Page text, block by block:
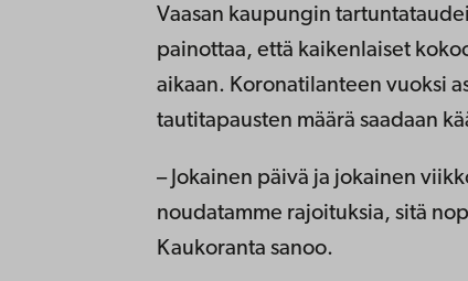
Vaasan kaupungin
painottaa, että kaikenlaiset
aikaan. Koronatilanteen vuoksi
tautitapausten määrä saadaan
– Jokainen päivä ja jokainen
noudatamme rajoituksia, sitä
Kaukoranta sanoo.